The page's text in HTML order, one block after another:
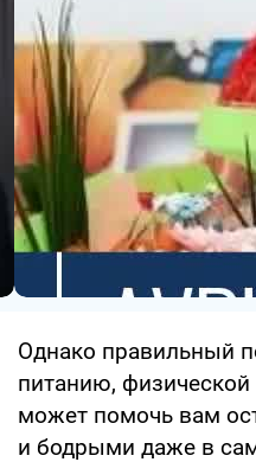
Однако правильный
питанию, физической
может помочь вам
и бодрыми даже в